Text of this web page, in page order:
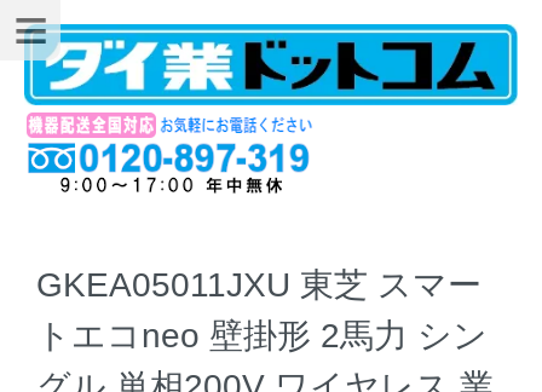
GKEA05011JXU 東芝 スマー
トエコneo 壁掛形 2馬力 シン